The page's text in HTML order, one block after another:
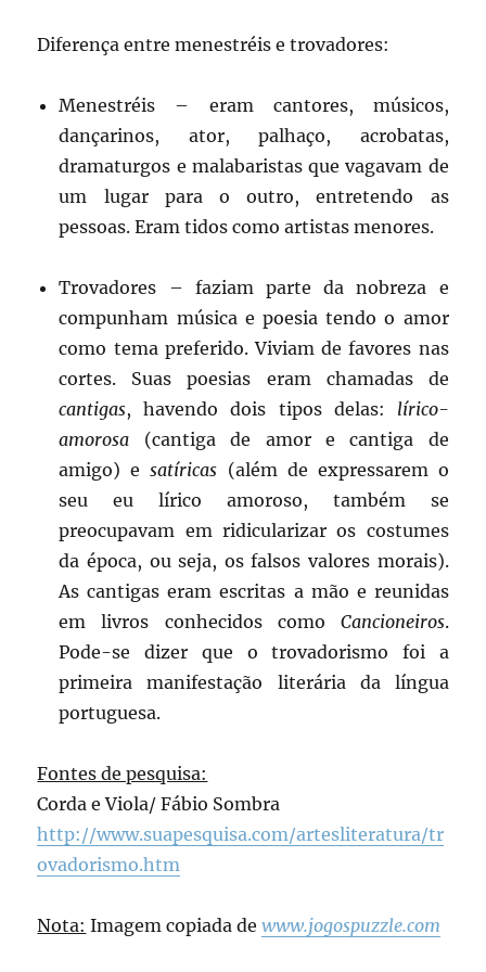
Diferença entre menestréis e trovadores:
Menestréis – eram cantores, músicos,
dançarinos, ator, palhaço, acrobatas,
dramaturgos e malabaristas que vagavam de
um lugar para o outro, entretendo as
pessoas. Eram tidos como artistas menores.
Trovadores – faziam parte da nobreza e
compunham música e poesia tendo o amor
como tema preferido. Viviam de favores nas
cortes. Suas poesias eram chamadas de
cantigas, havendo dois tipos delas: lírico-
amorosa (cantiga de amor e cantiga de
amigo) esatíricas (além de expressarem o
seu eu lírico amoroso, também se
preocupavam em ridicularizar os costumes
da época, ou seja, os falsos valores morais).
As cantigas eram escritas a mão e reunidas
em livros conhecidos como Cancioneiros.
Pode-se dizer que o trovadorismo foi a
primeira manifestação literária da língua
portuguesa.
Fontes de pesquisa:
Corda e Viola/ Fábio Sombra
http://www.suapesquisa.com/artesliteratura/tr
ovadorismo.htm
Nota: Imagem copiada dewww.jogospuzzle.com